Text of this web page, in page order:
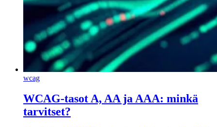
wcag
WCAG-tasot A, AA ja AAA: minkä
tarvitset?